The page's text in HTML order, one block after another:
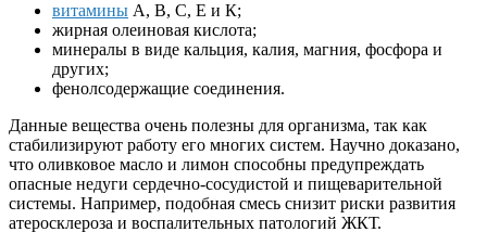
витамины А, В, С, Е и К;
жирная олеиновая кислота;
минералы в виде кальция, калия, магния, фосфора и
других;
фенолсодержащие соединения.
Данные вещества очень полезны для организма, так как
стабилизируют работу его многих систем. Научно доказано,
что оливковое масло и лимон способны предупреждать
опасные недуги сердечно-сосудистой и пищеварительной
системы. Например, подобная смесь снизит риски развития
атеросклероза и воспалительных патологий ЖКТ.